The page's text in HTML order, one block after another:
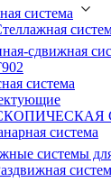
система
сдвижная
система
система
системы